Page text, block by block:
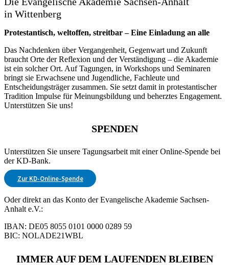
in Wittenberg
Protestantisch, weltoffen, streitbar – Eine Einladung an alle
Das Nachdenken über Vergangenheit, Gegenwart und Zukunft
braucht Orte der Reflexion und der Verständigung – die Akademie
ist ein solcher Ort. Auf Tagungen, in Workshops und Seminaren
bringt sie Erwachsene und Jugendliche, Fachleute und
Entscheidungsträger zusammen. Sie setzt damit in protestantischer
Tradition Impulse für Meinungsbildung und beherztes Engagement.
Unterstützen Sie uns!
SPENDEN
Unterstützen Sie unsere Tagungsarbeit mit einer Online-Spende bei
der KD-Bank.
Zur KD-Online-Spende
Oder direkt an das Konto der Evangelische Akademie Sachsen-
Anhalt e.V.:
IBAN: DE05 8055 0101 0000 0289 59
BIC: NOLADE21WBL
IMMER AUF DEM LAUFENDEN BLEIBEN